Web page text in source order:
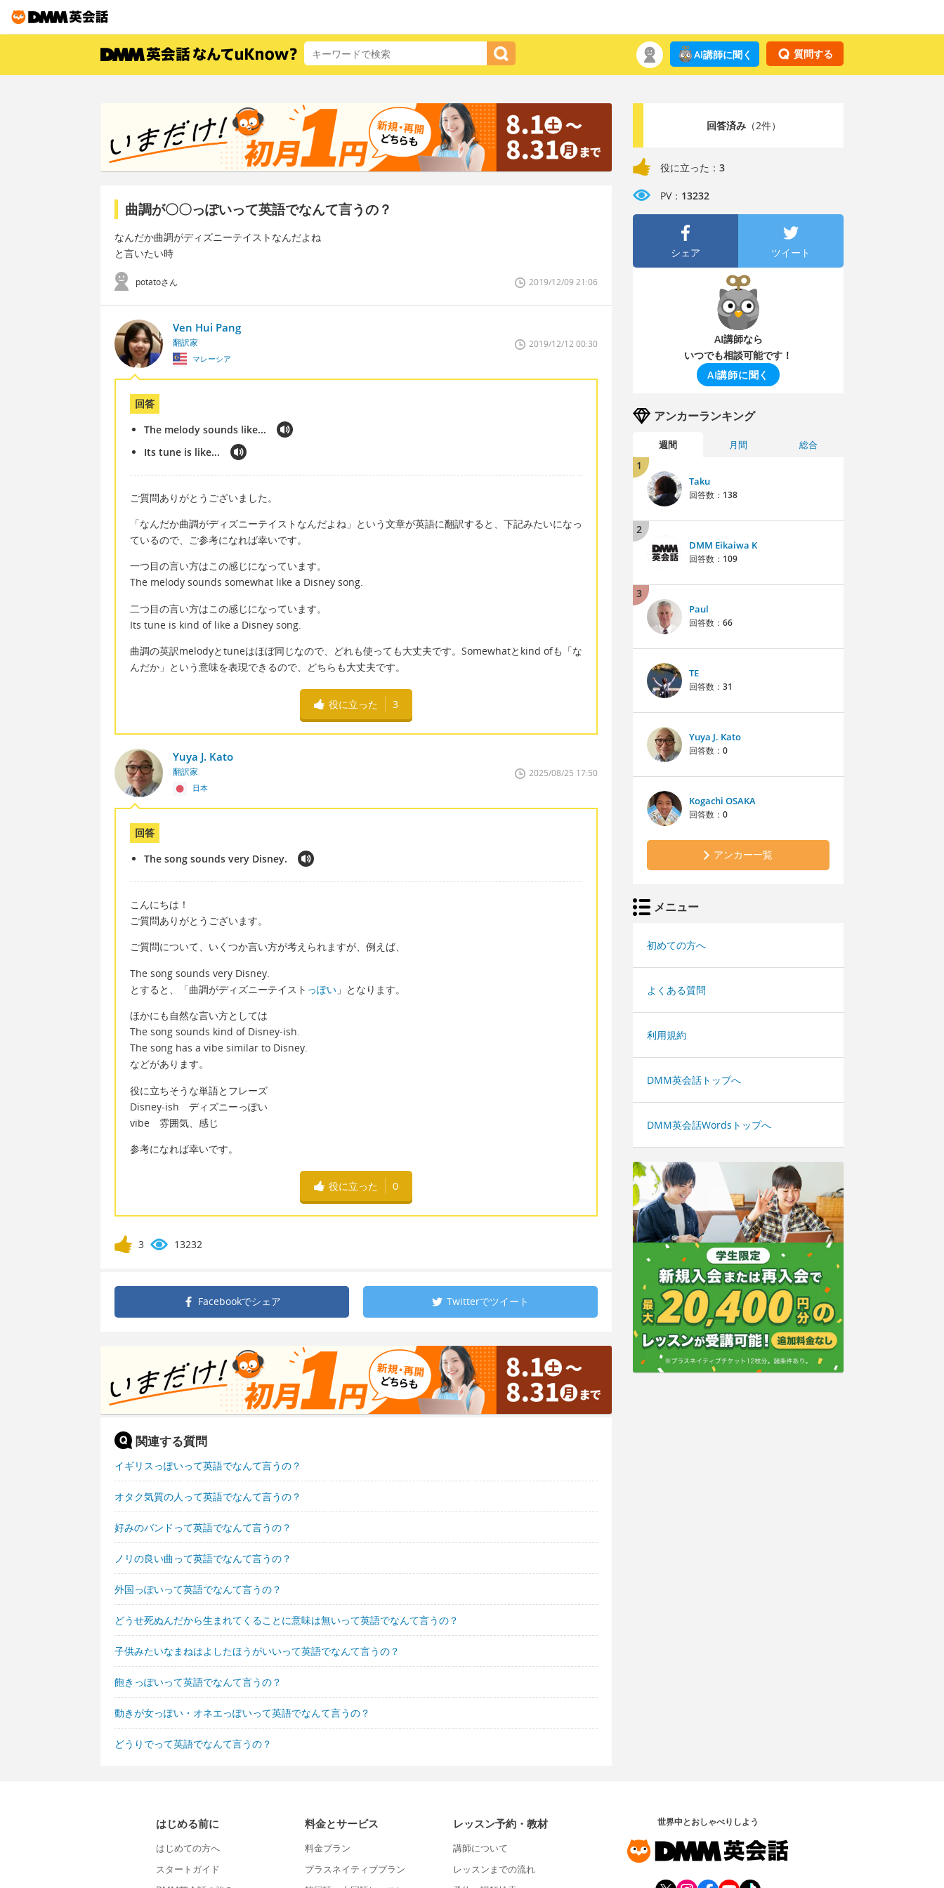
質問する
AI講師に聞く
曲調が〇〇っぽいって英語でなんて言うの？
なんだか曲調がディズニーテイストなんだよね
と言いたい時
potatoさん 2019/12/09 21:06
Ven Hui Pang
翻訳家
マレーシア
2019/12/12 00:30
回答
The melody sounds like...
Its tune is like...
ご質問ありがとうございました。
「なんだか曲調がディズニーテイストなんだよね」という文章が英語に翻訳すると、下記みたいになっ
ているので、ご参考になれば幸いです。
一つ目の言い方はこの感じになっています。
The melody sounds somewhat like a Disney song.
二つ目の言い方はこの感じになっています。
Its tune is kind of like a Disney song.
曲調の英訳melodyとtuneはほぼ同じなので、どれも使っても大丈夫です。Somewhatとkind ofも「な
んだか」という意味を表現できるので、どちらも大丈夫です。
役に立った 3
Yuya J. Kato
翻訳家
日本
2025/08/25 17:50
回答
The song sounds very Disney.
こんにちは！
ご質問ありがとうございます。
ご質問について、いくつか言い方が考えられますが、例えば、
The song sounds very Disney.
とすると、「曲調がディズニーテイスト っぽい 」となります。
ほかにも自然な言い方としては
The song sounds kind of Disney-ish.
The song has a vibe similar to Disney.
などがあります。
役に立ちそうな単語とフレーズ
Disney-ish ディズニーっぽい
vibe 雰囲気、感じ
参考になれば幸いです。
役に立った 0
3 13232
Facebookでシェア Twitterでツイート
関連する質問
イギリスっぽいって英語でなんて言うの？
オタク気質の人って英語でなんて言うの？
好みのバンドって英語でなんて言うの？
ノリの良い曲って英語でなんて言うの？
外国っぽいって英語でなんて言うの？
どうせ死ぬんだから生まれてくることに意味は無いって英語でなんて言うの？
子供みたいなまねはよしたほうがいいって英語でなんて言うの？
飽きっぽいって英語でなんて言うの？
動きが女っぽい・オネエっぽいって英語でなんて言うの？
どうりでって英語でなんて言うの？
回答済み（2件）
役に立った： 3
PV： 13232
シェア ツイート
AI講師なら
いつでも相談可能です！
AI講師に聞く
アンカーランキング
週間 月間 総合
1
Taku
回答数： 138
2
DMM Eikaiwa K
回答数： 109
3
Paul
回答数： 66
TE
回答数： 31
Yuya J. Kato
回答数： 0
Kogachi OSAKA
回答数： 0
アンカー一覧
メニュー
初めての方へ
よくある質問
利用規約
DMM英会話トップへ
DMM英会話Wordsトップへ
はじめる前に
はじめての方へ
スタートガイド
料金とサービス
料金プラン
プラスネイティブプラン
レッスン予約・教材
講師について
レッスンまでの流れ
世界中とおしゃべりしよう